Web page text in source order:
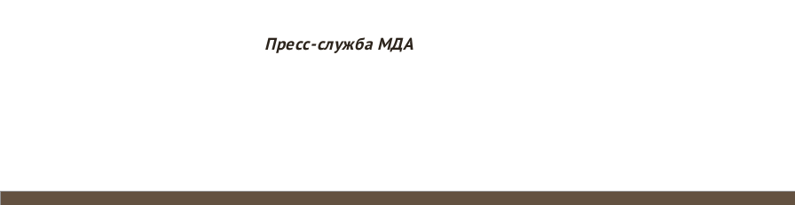
Пресс-служба МДА